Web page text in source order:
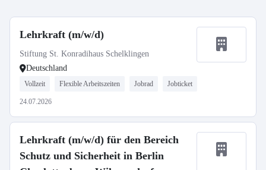
Lehrkraft (m/w/d)
Stiftung St. Konradihaus Schelklingen
Deutschland
Vollzeit Flexible Arbeitszeiten Jobrad Jobticket
24.07.2026
Lehrkraft (m/w/d) für den Bereich
Schutz und Sicherheit in Berlin